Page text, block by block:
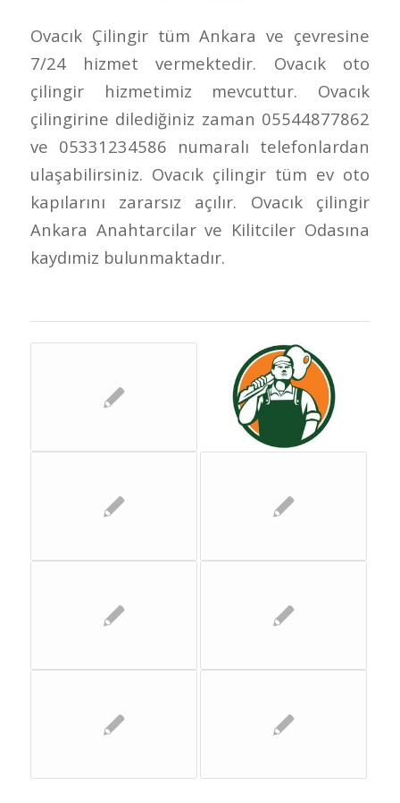
Ovacık Çilingir tüm Ankara ve çevresine
7/24 hizmet vermektedir. Ovacık oto
çilingir hizmetimiz mevcuttur. Ovacık
çilingirine dilediğiniz zaman 05544877862
ve 05331234586 numaralı telefonlardan
ulaşabilirsiniz. Ovacık çilingir tüm ev oto
kapılarını zararsız açılır. Ovacık çilingir
Ankara Anahtarcilar ve Kilitciler Odasına
kaydımiz bulunmaktadır.